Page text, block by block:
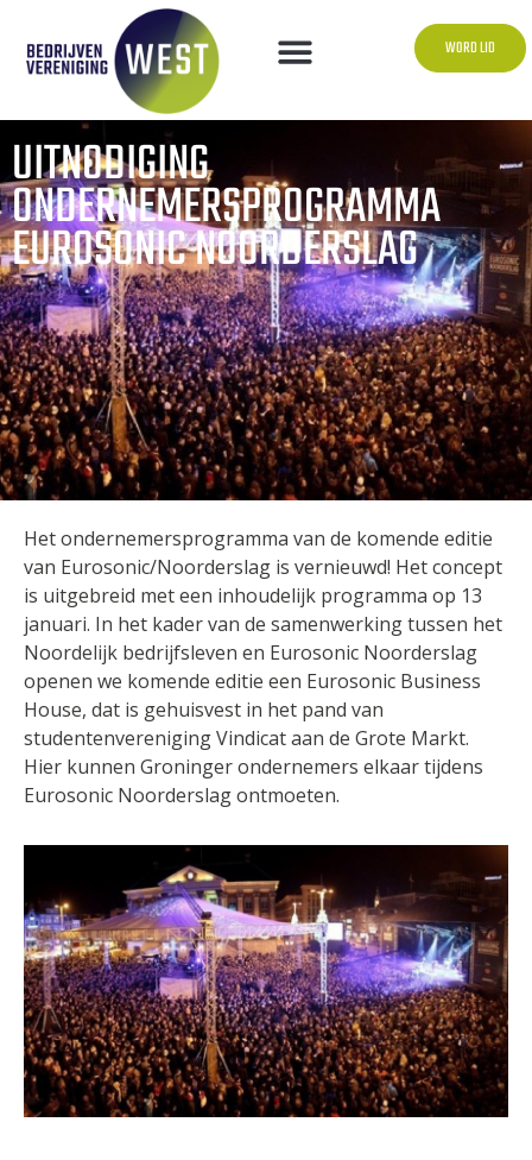
WORD LID
UITNODIGING
ONDERNEMERSPROGRAMMA
EUROSONIC NOORDERSLAG
Het ondernemersprogramma van de komende editie
van Eurosonic/Noorderslag is vernieuwd! Het concept
is uitgebreid met een inhoudelijk programma op 13
januari. In het kader van de samenwerking tussen het
Noordelijk bedrijfsleven en Eurosonic Noorderslag
openen we komende editie een Eurosonic Business
House, dat is gehuisvest in het pand van
studentenvereniging Vindicat aan de Grote Markt.
Hier kunnen Groninger ondernemers elkaar tijdens
Eurosonic Noorderslag ontmoeten.